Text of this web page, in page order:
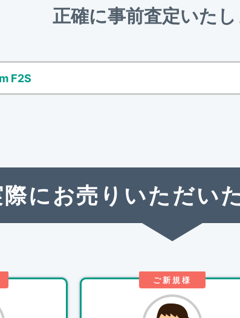
正確に事前査定いたし
F2S
際にお売りいただい
ご新規様